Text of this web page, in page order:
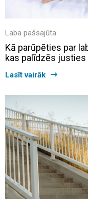
Laba pašsajūta
Kā parūpēties par
kas palīdzēs justies
Lasīt vairāk